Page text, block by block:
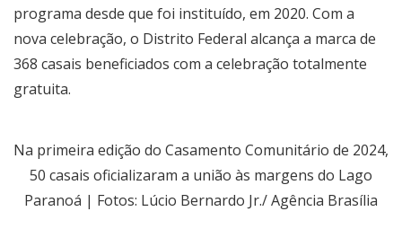
programa desde que foi instituído, em 2020. Com a
nova celebração, o Distrito Federal alcança a marca de
368 casais beneficiados com a celebração totalmente
gratuita.
Na primeira edição do Casamento Comunitário de 2024,
50 casais oficializaram a união às margens do Lago
Paranoá | Fotos: Lúcio Bernardo Jr./ Agência Brasília